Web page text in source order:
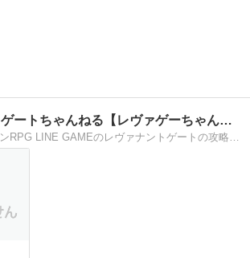
レヴァナントゲートちゃんねる【レヴァゲーちゃんねる】
本格3DアクションRPG LINE GAMEのレヴァナントゲートの攻略まとめサイトミッションの立ち回り方や素材のドロップ情報や装備品の進化・強化など公開中